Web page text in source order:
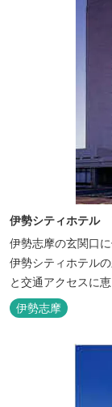
伊勢シティホテル
伊勢志摩の玄関口
伊勢シティホテル
と交通アクセスに
ご利用いただいて
「伊勢みやび」があ
伊勢志摩